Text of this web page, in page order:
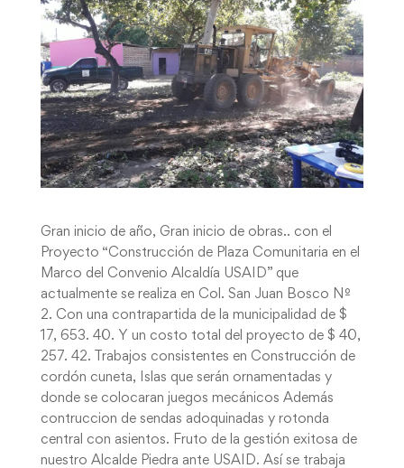
Gran inicio de año, Gran inicio de obras.. con el
Proyecto “Construcción de Plaza Comunitaria en el
Marco del Convenio Alcaldía USAID” que
actualmente se realiza en Col. San Juan Bosco Nº
2. Con una contrapartida de la municipalidad de $
17, 653. 40. Y un costo total del proyecto de $ 40,
257. 42. Trabajos consistentes en Construcción de
cordón cuneta, Islas que serán ornamentadas y
donde se colocaran juegos mecánicos Además
contruccion de sendas adoquinadas y rotonda
central con asientos. Fruto de la gestión exitosa de
nuestro Alcalde Piedra ante USAID. Así se trabaja